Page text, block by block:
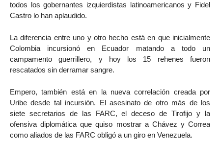
todos los gobernantes izquierdistas latinoamericanos y Fidel
Castro lo han aplaudido.
La diferencia entre uno y otro hecho está en que inicialmente
Colombia incursionó en Ecuador matando a todo un
campamento guerrillero, y hoy los 15 rehenes fueron
rescatados sin derramar sangre.
Empero, también está en la nueva correlación creada por
Uribe desde tal incursión. El asesinato de otro más de los
siete secretarios de las FARC, el deceso de Tirofijo y la
ofensiva diplomática que quiso mostrar a Chávez y Correa
como aliados de las FARC obligó a un giro en Venezuela.